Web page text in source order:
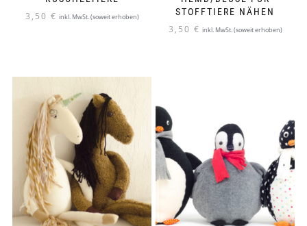
3,50 € inkl. MwSt. (soweit erhoben)
STOFFTIERE NÄHEN
3,50 € inkl. MwSt. (soweit erhoben)